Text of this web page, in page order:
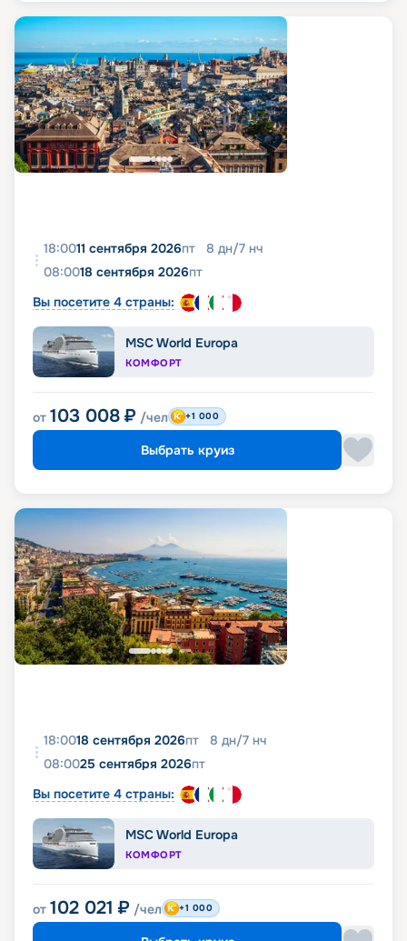
18:0011 сентября 2026пт 8 дн/7 нч
08:0018 сентября 2026пт
Вы посетите 4 страны:
MSC World Europa
КОМФОРТ
от 103 008 ₽ /чел +1 000
Выбрать круиз
18:0018 сентября 2026пт 8 дн/7 нч
08:0025 сентября 2026пт
Вы посетите 4 страны:
MSC World Europa
КОМФОРТ
от 102 021 ₽ /чел +1 000